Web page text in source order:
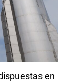
en